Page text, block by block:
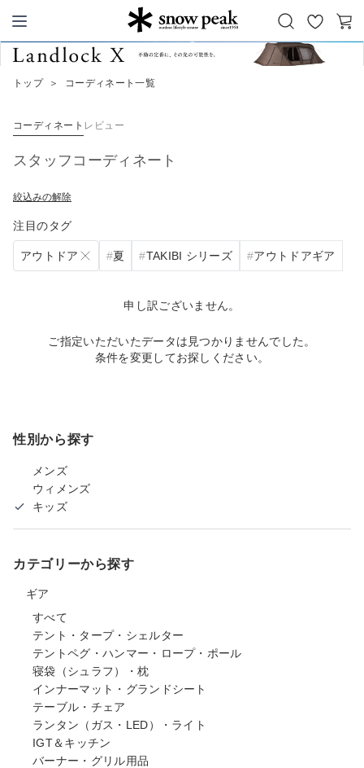
Snow Peak
お
気
カ
トップ ＞ コーディネート一覧
コーディネート レビュー
スタッフコーディネート
絞込みの解除
注目のタグ
アウトドア 夏 TAKIBI シリーズ アウトドアギア
申し訳ございません。
ご指定いただいたデータは見つかりませんでした。
条件を変更してお探しください。
性別から探す
メンズ
ウィメンズ
キッズ
カテゴリーから探す
ギア
すべて
テント・タープ・シェルター
テントペグ・ハンマー・ロープ・ポール
寝袋（シュラフ）・枕
インナーマット・グランドシート
テーブル・チェア
ランタン（ガス・LED）・ライト
IGT＆キッチン
バーナー・グリル用品